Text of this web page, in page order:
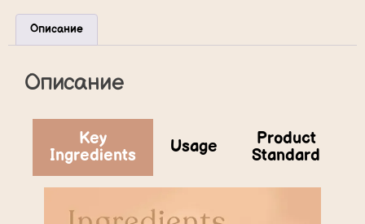
Описание
Описание
Key
Ingredients
Usage
Product
Standard